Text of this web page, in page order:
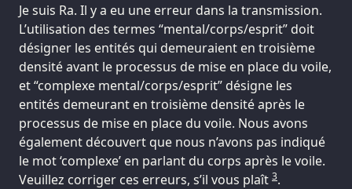
Je suis Ra. Il y a eu une erreur dans la transmission.
L’utilisation des termes “mental/corps/esprit” doit
désigner les entités qui demeuraient en troisième
densité avant le processus de mise en place du voile,
et “complexe mental/corps/esprit” désigne les
entités demeurant en troisième densité après le
processus de mise en place du voile. Nous avons
également découvert que nous n’avons pas indiqué
le mot ‘complexe’ en parlant du corps après le voile.
Veuillez corriger ces erreurs, s’il vous plaît 3.